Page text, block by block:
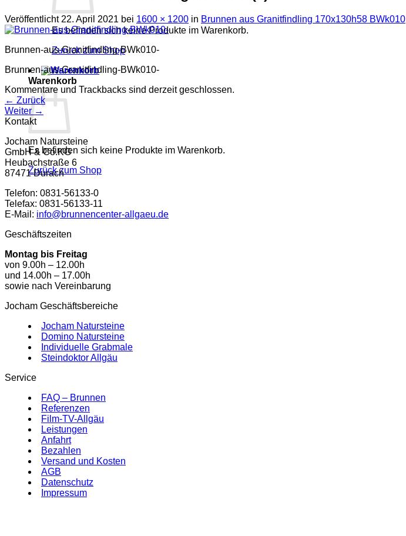
Es befinden sich keine Produkte im Warenkorb.
Zurück zum Shop
Warenkorb
Es befinden sich keine Produkte im Warenkorb.
Zurück zum Shop
Veröffentlicht 22. April 2021 bei 1600 × 1200 in Brunnen aus Granitfindling 170x130h58 BWk010
Brunnen-aus-Granitfindling-BWk010-
Brunnen-aus-Granitfindling-BWk010-
Kommentare und Trackbacks sind derzeit geschlossen.
← Zurück
Weiter →
Kontakt
Jocham Natursteine
GmbH & Co.KG
Heubachstraße 6
87471 Durach
Telefon: 0831-56133-0
Telefax: 0831-56133-11
E-Mail: info@brunnencenter-allgaeu.de
Geschäftszeiten
Montag bis Freitag
von 9.00h – 12.00h
und 14.00h – 17.00h
sowie nach Vereinbarung
Jocham Geschäftsbereiche
Jocham Natursteine
Domino Natursteine
Individuelle Grabmale
Steindoktor Allgäu
Service
FAQ – Brunnen
Referenzen
Film-TV-Allgäu
Leistungen
Anfahrt
Bezahlen
Versand und Kosten
AGB
Datenschutz
Impressum